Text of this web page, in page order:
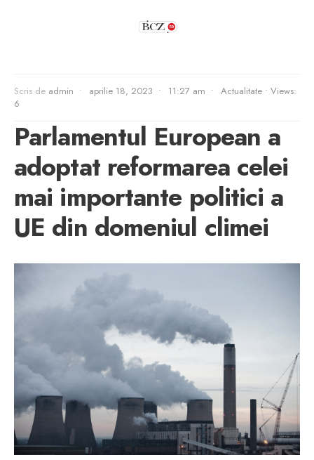
Scris de admin • aprilie 18, 2023 • 11:27 am • Actualitate • Views:
6
Parlamentul European a
adoptat reformarea celei
mai importante politici a
UE din domeniul climei